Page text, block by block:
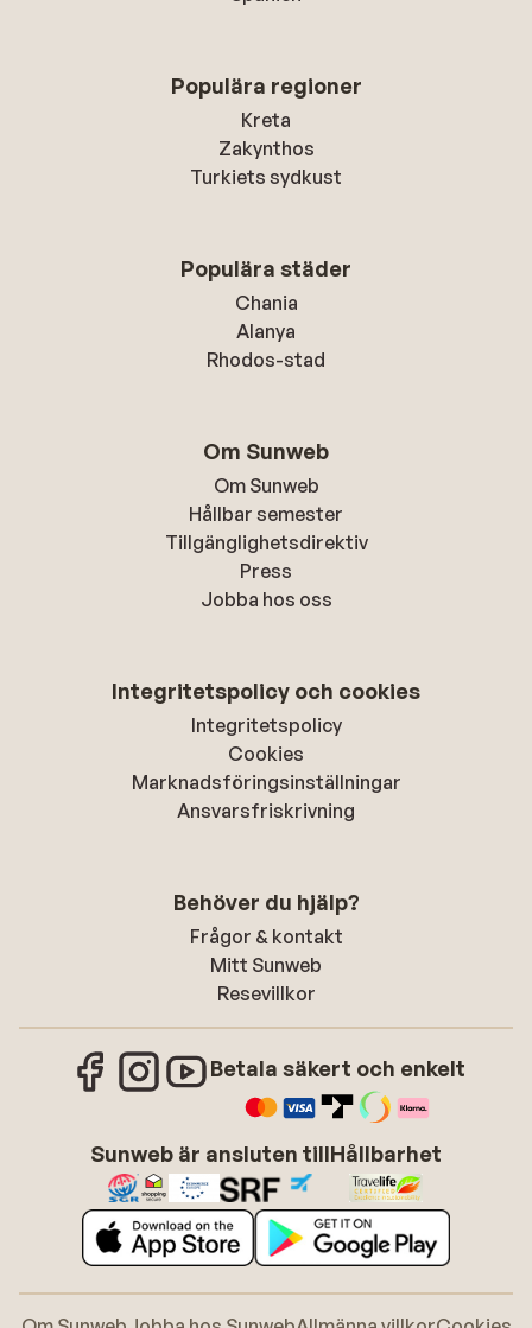
Populära regioner
Kreta
Zakynthos
Turkiets sydkust
Populära städer
Chania
Alanya
Rhodos-stad
Om Sunweb
Om Sunweb
Hållbar semester
Tillgänglighetsdirektiv
Press
Jobba hos oss
Integritetspolicy och cookies
Integritetspolicy
Cookies
Marknadsföringsinställningar
Ansvarsfriskrivning
Behöver du hjälp?
Frågor & kontakt
Mitt Sunweb
Resevillkor
Betala säkert och enkelt
Sunweb är ansluten tillHållbarhet